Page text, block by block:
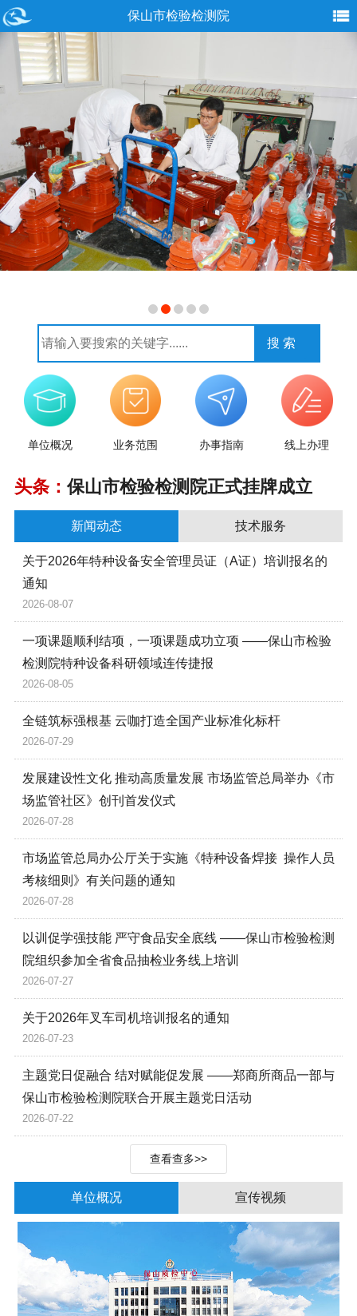
保山市检验检测院
单位概况 业务范围 办事指南 线上办理
头条： 保山市检验检测院正式挂牌成立
新闻动态 技术服务
关于2026年特种设备安全管理员证（A证）培训报名的
通知
2026-08-07
一项课题顺利结项，一项课题成功立项 ——保山市检验
检测院特种设备科研领域连传捷报
2026-08-05
全链筑标强根基 云咖打造全国产业标准化标杆
2026-07-29
发展建设性文化 推动高质量发展 市场监管总局举办《市
场监管社区》创刊首发仪式
2026-07-28
市场监管总局办公厅关于实施《特种设备焊接 操作人员
考核细则》有关问题的通知
2026-07-28
以训促学强技能 严守食品安全底线 ——保山市检验检测
院组织参加全省食品抽检业务线上培训
2026-07-27
关于2026年叉车司机培训报名的通知
2026-07-23
主题党日促融合 结对赋能促发展 ——郑商所商品一部与
保山市检验检测院联合开展主题党日活动
2026-07-22
查看查多>>
单位概况 宣传视频